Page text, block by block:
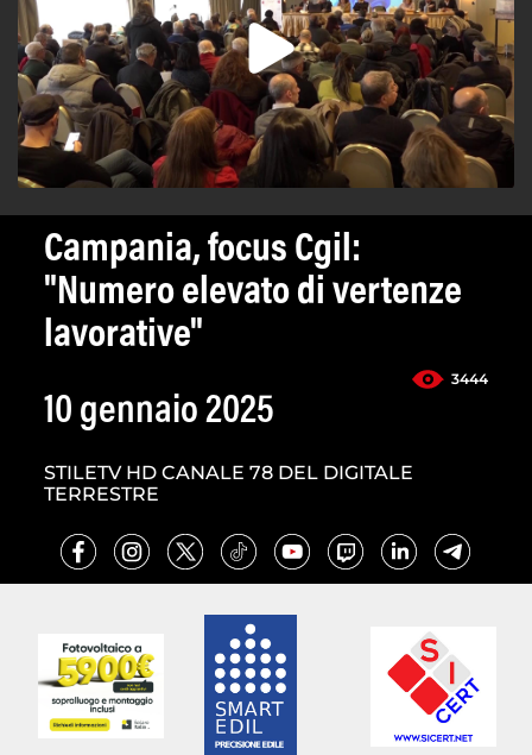
Campania, focus Cgil:
"Numero elevato di vertenze
lavorative"
3444
10 gennaio 2025
STILETV HD CANALE 78 DEL DIGITALE
TERRESTRE